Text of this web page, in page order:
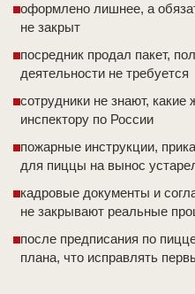
оформлено лишнее, а
не закрыт
посредник продал пакет,
деятельности не требуется
сотрудники не знают, какие
инспектору по России
пожарные инструкции,
для пиццы на вынос
кадровые документы и
не закрывают реальные
после предписания по
плана, что исправлять